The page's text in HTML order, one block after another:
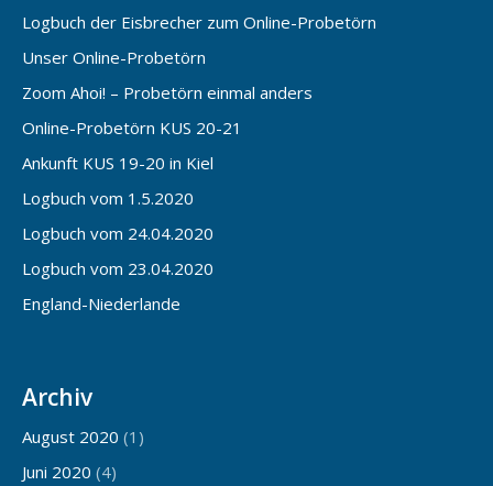
Logbuch der Eisbrecher zum Online-Probetörn
Unser Online-Probetörn
Zoom Ahoi! – Probetörn einmal anders
Online-Probetörn KUS 20-21
Ankunft KUS 19-20 in Kiel
Logbuch vom 1.5.2020
Logbuch vom 24.04.2020
Logbuch vom 23.04.2020
England-Niederlande
Archiv
August 2020 (1)
Juni 2020 (4)